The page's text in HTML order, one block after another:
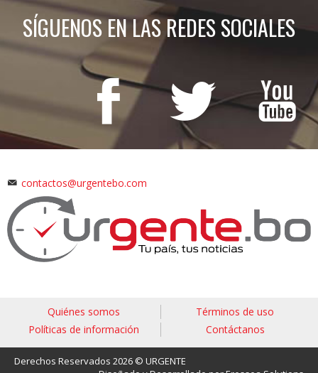
SÍGUENOS EN LAS REDES SOCIALES
contactos@urgentebo.com
Quiénes somos
Términos de uso
Políticas de información
Contáctanos
Derechos Reservados 2026 © URGENTE